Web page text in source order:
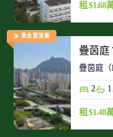
租 $1.68
黃金置頂盤
疊茵庭
疊茵庭
2 1
租 $1.48